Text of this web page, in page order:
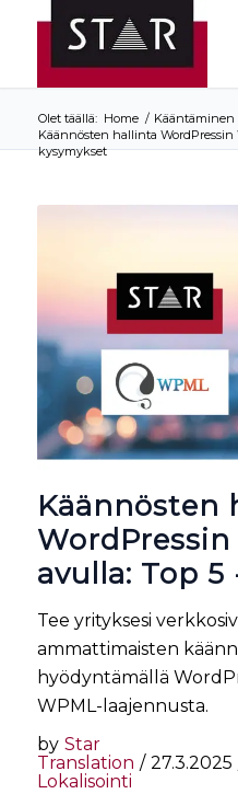
Olet täällä: Home / Kääntäminen
Käännösten hallinta WordPressin
kysymykset
Käännösten
avulla: Top
Tee yrityksesi
ammattimaisten
hyödyntämällä
WPML-laajennusta.
by Star
Translation / 27.3.2025
Lokalisointi